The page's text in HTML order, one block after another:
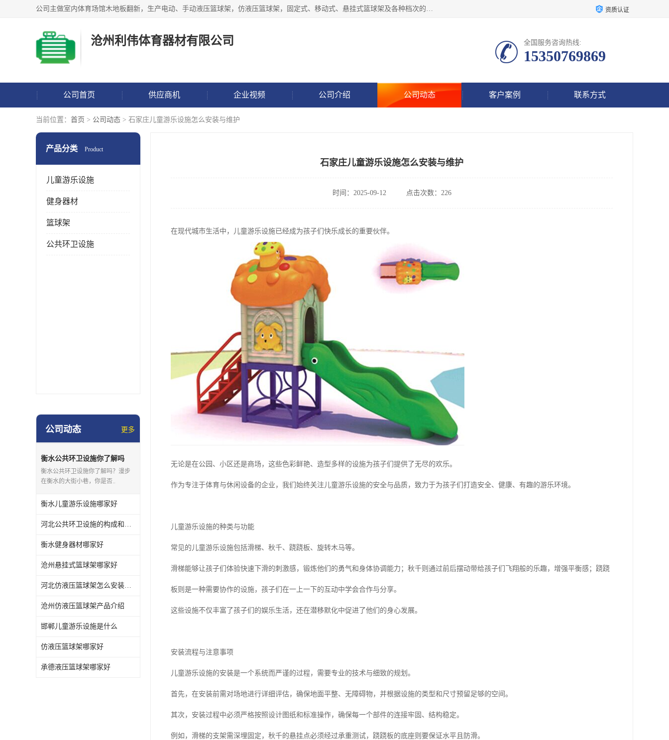
公司主做室内体育场馆木地板翻新，生产电动、手动液压篮球架，仿液压篮球架，固定式、移动式、悬挂式篮球架及各种档次的篮球板，乒乓球台、网球柱、排球柱、羽毛球柱、足球门，各种体操、田径器材等体育器材。 资质认证
沧州利伟体育器材有限公司 全国服务咨询热线:
15350769869
公司首页 供应商机 企业视频 公司介绍 公司动态 客户案例 联系方式
当前位置： 首页 > 公司动态 > 石家庄儿童游乐设施怎么安装与维护
产品分类 Product
儿童游乐设施
健身器材
篮球架
公共环卫设施
公司动态 更多
衡水公共环卫设施你了解吗
衡水公共环卫设施你了解吗？漫步
在衡水的大街小巷，你是否..
衡水儿童游乐设施哪家好
河北公共环卫设施的构成和应用你知道多少？
衡水健身器材哪家好
沧州悬挂式篮球架哪家好
河北仿液压篮球架怎么安装与维护
沧州仿液压篮球架产品介绍
邯郸儿童游乐设施是什么
仿液压篮球架哪家好
承德液压篮球架哪家好
石家庄儿童游乐设施怎么安装与维护
时间：2025-09-12 点击次数：226
在现代城市生活中，儿童游乐设施已经成为孩子们快乐成长的重要伙伴。
无论是在公园、小区还是商场，这些色彩鲜艳、造型多样的设施为孩子们提供了无尽的欢乐。
作为专注于体育与休闲设备的企业，我们始终关注儿童游乐设施的安全与品质，致力于为孩子们打造安全、健康、有趣的游乐环境。
儿童游乐设施的种类与功能
常见的儿童游乐设施包括滑梯、秋千、跷跷板、旋转木马等。
滑梯能够让孩子们体验快速下滑的刺激感，锻炼他们的勇气和身体协调能力；秋千则通过前后摆动带给孩子们飞翔般的乐趣，增强平衡感；跷跷
板则是一种需要协作的设施，孩子们在一上一下的互动中学会合作与分享。
这些设施不仅丰富了孩子们的娱乐生活，还在潜移默化中促进了他们的身心发展。
安装流程与注意事项
儿童游乐设施的安装是一个系统而严谨的过程，需要专业的技术与细致的规划。
首先，在安装前需对场地进行详细评估，确保地面平整、无障碍物，并根据设施的类型和尺寸预留足够的空间。
其次，安装过程中必须严格按照设计图纸和标准操作，确保每一个部件的连接牢固、结构稳定。
例如，滑梯的支架需深埋固定，秋千的悬挂点必须经过承重测试，跷跷板的底座则要保证水平且防滑。